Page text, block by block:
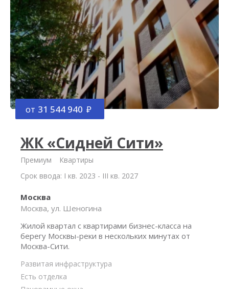
от 31 544 940
ЖК «Сидней Сити»
Премиум
Квартиры
Срок ввода: I кв. 2023 - III кв. 2027
Москва
Москва, ул. Шеногина
Жилой квартал с квартирами бизнес-класса на
берегу Москвы-реки в нескольких минутах от
Москва-Сити.
Развитая инфраструктура
Есть отделка